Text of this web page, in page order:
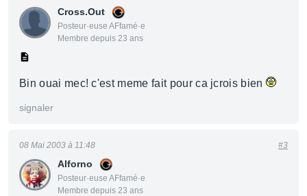
Cross.Out
Posteur·euse AFfamé·e
Membre depuis 23 ans
Bin ouai mec! c'est meme fait pour ca jcrois bien
signaler
Alforno
Posteur·euse AFfamé·e
Membre depuis 23 ans
08 Mai 2003 à 11:48 #3